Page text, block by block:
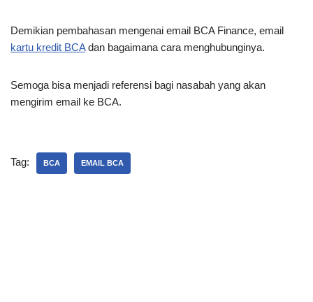
Demikian pembahasan mengenai email BCA Finance, email
kartu kredit BCAdan bagaimana cara menghubunginya.
Semoga bisa menjadi referensi bagi nasabah yang akan
mengirim email ke BCA.
Tag: BCA EMAIL BCA